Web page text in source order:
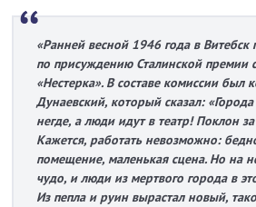
«Ранней весной 1946 года в Витебск
по присуждению Сталинской премии
«Нестерка». В составе комиссии был
Дунаевский, который сказал:
негде, а люди идут в театр! Поклон
Кажется, работать невозможно:
помещение, маленькая сцена. Но на
чудо, и люди из мертвого города в
Из пепла и руин вырастал новый,